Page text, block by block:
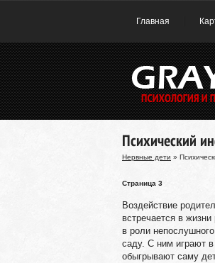
Главная
Психический
Нервные дети »
Страница 3
Воздействие
встречается в
в роли
саду. С ним играют
обыгрывают саму